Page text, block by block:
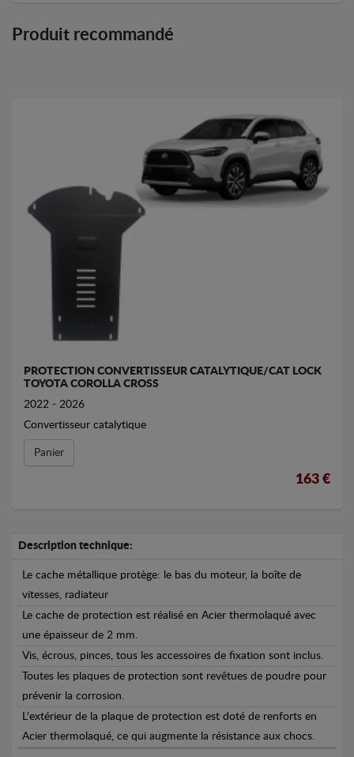
Produit recommandé
PROTECTION CONVERTISSEUR CATALYTIQUE/CAT LOCK
TOYOTA COROLLA CROSS
2022 - 2026
Convertisseur catalytique
Panier
163 €
Description technique:
Le cache métallique protège: le bas du moteur, la boîte de
vitesses, radiateur
Le cache de protection est réalisé en Acier thermolaqué avec
une épaisseur de 2 mm.
Vis, écrous, pinces, tous les accessoires de fixation sont inclus.
Toutes les plaques de protection sont revêtues de poudre pour
prévenir la corrosion.
L'extérieur de la plaque de protection est doté de renforts en
Acier thermolaqué, ce qui augmente la résistance aux chocs.